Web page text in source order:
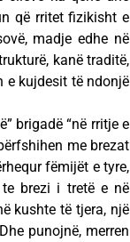
që rritet fizikisht e
madje edhe në
kanë traditë,
e kujdesit të ndonjë
brigadë “në rritje e
me brezat
fëmijët e tyre,
brezi i tretë e në
kushte të tjera, një
punojnë, merren